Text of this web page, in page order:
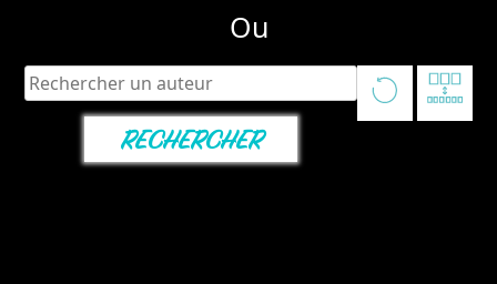
Ou